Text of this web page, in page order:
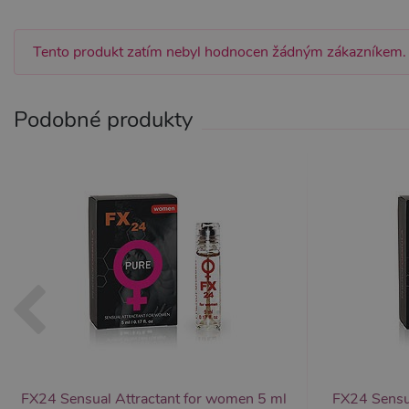
Tento produkt zatím nebyl hodnocen žádným zákazníkem.
Podobné produkty
FX24 Sensual Attractant for women 5 ml FX24
Název
Google LLC
.xsexshop.cz
Zendesk Inc.
.xsexshop.cz